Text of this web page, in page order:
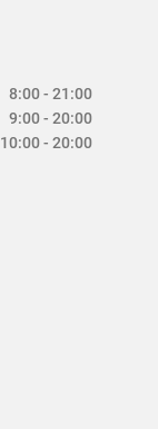
8:00 - 21:00
9:00 - 20:00
10:00 - 20:00